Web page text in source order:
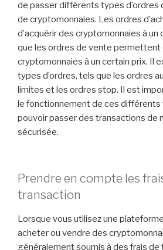
de passer différents types d’ordres
de cryptomonnaies. Les ordres
d’acquérir des cryptomonnaies à un
que les ordres de vente permettent
cryptomonnaies à un certain prix. Il
types d’ordres, tels que les ordres
limites et les ordres stop. Il est
le fonctionnement de ces différents
pouvoir passer des transactions de
sécurisée.
Prendre en compte les
transaction
Lorsque vous utilisez une
acheter ou vendre des
généralement soumis à des frais de